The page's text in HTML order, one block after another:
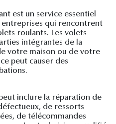
est un service essentiel
qui rencontrent
roulants. Les volets
intégrantes de la
votre maison ou de votre
peut causer des
inclure la réparation de
de ressorts
de télécommandes